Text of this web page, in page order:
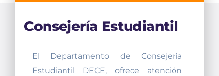
Consejería Estudiantil
El Departamento de Consejería
Estudiantil DECE, ofrece atención